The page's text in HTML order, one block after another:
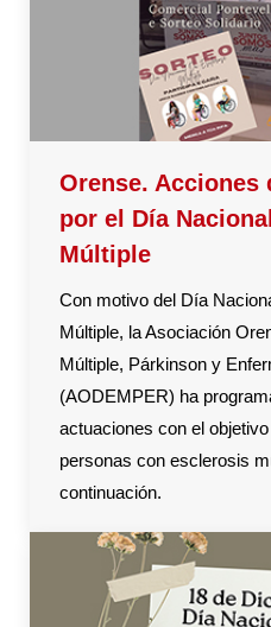
Orense. Acciones
por el Día
Múltiple
Con motivo del Día
Múltiple, la Asociación
Múltiple, Párkinson y
(AODEMPER) ha
actuaciones con el
personas con esclerosis
continuación.